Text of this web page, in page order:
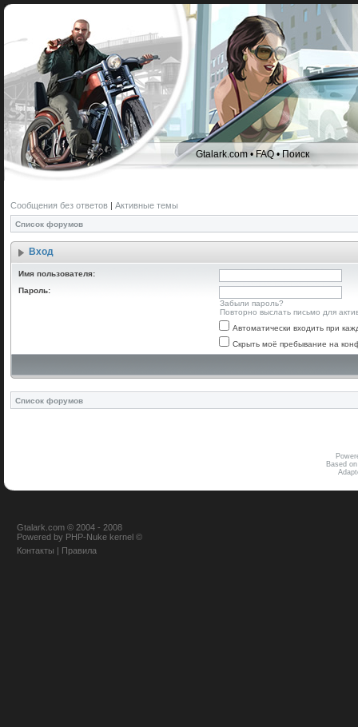
Gtalark.com •FAQ•Поиск
Сообщения без ответов | Активные темы
Список форумов
Вход
Имя пользователя:
Пароль:
Забыли пароль?
Повторно выслать письмо для
Автоматически входить при
Скрыть моё пребывание на
Список форумов
Based
Gtalark.com © 2004 - 2008
Powered by PHP-Nuke kernel ©
Контакты | Правила